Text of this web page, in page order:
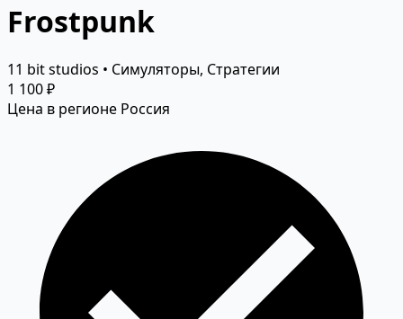
Frostpunk
11 bit studios • Симуляторы, Стратегии
1 100 ₽
Цена в регионе Россия